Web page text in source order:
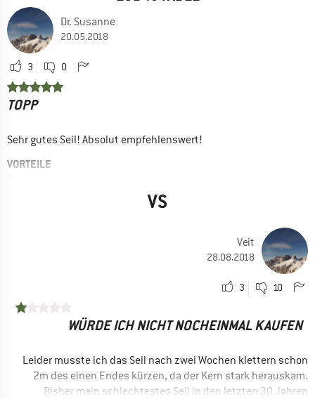
Dr. Susanne
20.05.2018
3 0
TOPP
Sehr gutes Seil! Absolut empfehlenswert!
VORTEILE
Sportklettern
Ja, ich würde das Produkt einem Freund empfehlen
VS
Veit
28.08.2018
3 10
WÜRDE ICH NICHT NOCHEINMAL KAUFEN
Leider musste ich das Seil nach zwei Wochen klettern schon
2m des einen Endes kürzen, da der Kern stark herauskam.
Bisher mein schlechtestes Seil in den letzten 30 Jahren